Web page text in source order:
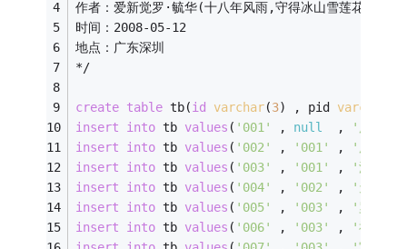
作者：爱新觉罗·毓华(十八年风雨,守得冰山雪莲花开)
时间：2008-05-12
地点：广东深圳
*/
create table tb(id varchar(3) , pid varchar
insert
into tb values ( '001' , null
  ,
'广东省'
insert
into tb values ( '002' , '001' , '广州市'
insert
into tb values ( '003' , '001' , '深圳市'
insert
into tb values ( '004' , '002' , '天河区'
insert
into tb values ( '005' , '003' , '罗湖区'
insert
into tb values ( '006' , '003' , '福田区'